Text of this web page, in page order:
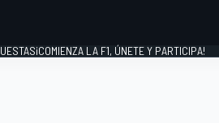
¡COMIENZA LA F1, ÚNETE Y PARTICIPA!